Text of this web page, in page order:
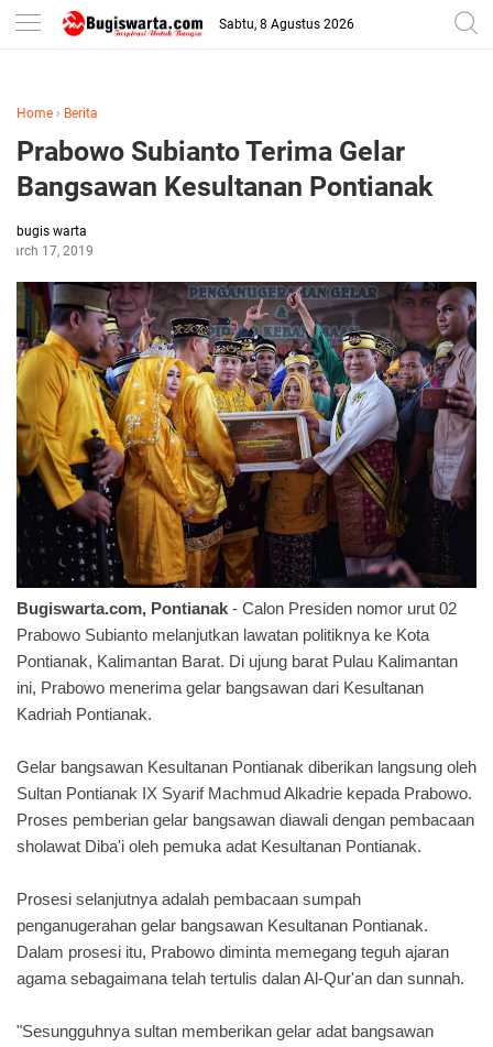
-->
Sabtu, 8 Agustus 2026
Home › Berita
Prabowo Subianto Terima Gelar
Bangsawan Kesultanan Pontianak
bugis warta
March 17, 2019
Bugiswarta.com, Pontianak - Calon Presiden nomor urut 02
Prabowo Subianto melanjutkan lawatan politiknya ke Kota
Pontianak, Kalimantan Barat. Di ujung barat Pulau Kalimantan
ini, Prabowo menerima gelar bangsawan dari Kesultanan
Kadriah Pontianak.
Gelar bangsawan Kesultanan Pontianak diberikan langsung oleh
Sultan Pontianak IX Syarif Machmud Alkadrie kepada Prabowo.
Proses pemberian gelar bangsawan diawali dengan pembacaan
sholawat Diba'i oleh pemuka adat Kesultanan Pontianak.
Prosesi selanjutnya adalah pembacaan sumpah
penganugerahan gelar bangsawan Kesultanan Pontianak.
Dalam prosesi itu, Prabowo diminta memegang teguh ajaran
agama sebagaimana telah tertulis dalan Al-Qur'an dan sunnah.
"Sesungguhnya sultan memberikan gelar adat bangsawan